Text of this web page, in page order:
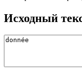
Исходный